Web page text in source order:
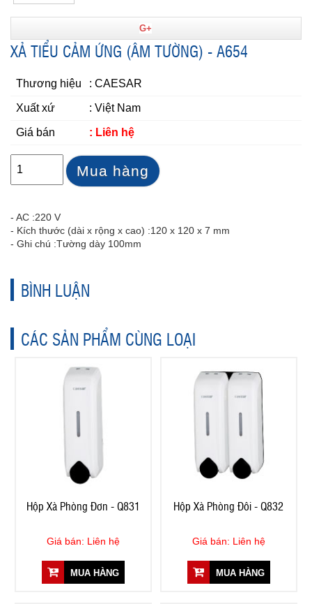
G+
XẢ TIỂU CẢM ỨNG (ÂM TƯỜNG) - A654
Thương hiệu : CAESAR
Xuất xứ : Việt Nam
Giá bán : Liên hệ
Mua hàng
- AC :220 V
- Kích thước (dài x rộng x cao) :120 x 120 x 7 mm
- Ghi chú :Tường dày 100mm
BÌNH LUẬN
CÁC SẢN PHẨM CÙNG LOẠI
Hộp Xà Phòng Đơn - Q831
Giá bán: Liên hệ
MUA HÀNG
Hộp Xà Phòng Đôi - Q832
Giá bán: Liên hệ
MUA HÀNG